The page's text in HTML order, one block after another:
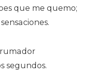
que me quemo;
segundos.